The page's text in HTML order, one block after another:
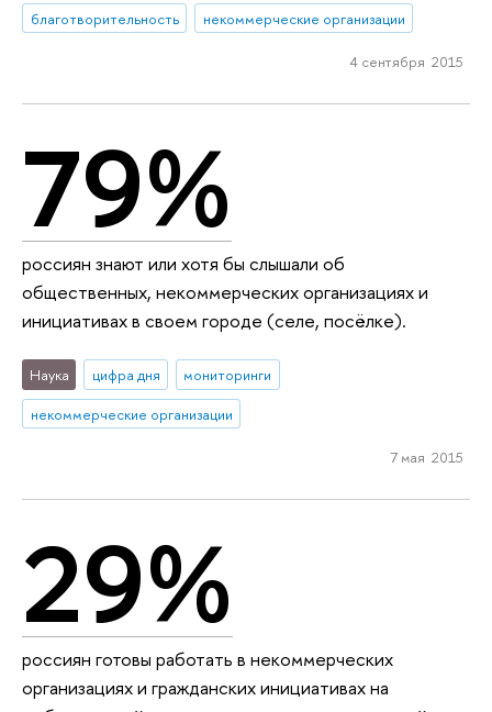
благотворительность
некоммерческие организации
4 сентября 2015
79%
россиян знают или хотя бы слышали об
общественных, некоммерческих организациях и
инициативах в своем городе (селе, посёлке).
Наука цифра дня
мониторинги
некоммерческие организации
7 мая 2015
29%
россиян готовы работать в некоммерческих
организациях и гражданских инициативах на